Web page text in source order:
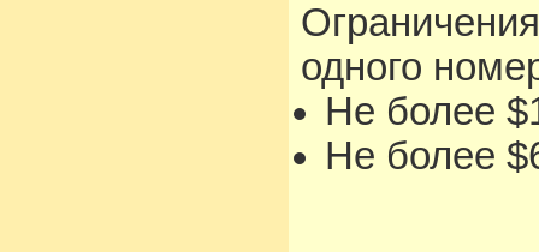
одного
Не более
Не более